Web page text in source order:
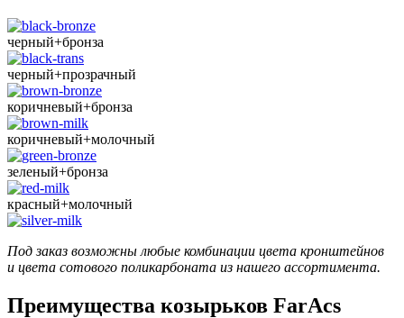
черный+бронза
черный+прозрачный
коричневый+бронза
коричневый+молочный
зеленый+бронза
красный+молочный
Под заказ возможны любые комбинации цвета кронштейнов
и цвета сотового поликарбоната из нашего ассортимента.
Преимущества козырьков FarAcs